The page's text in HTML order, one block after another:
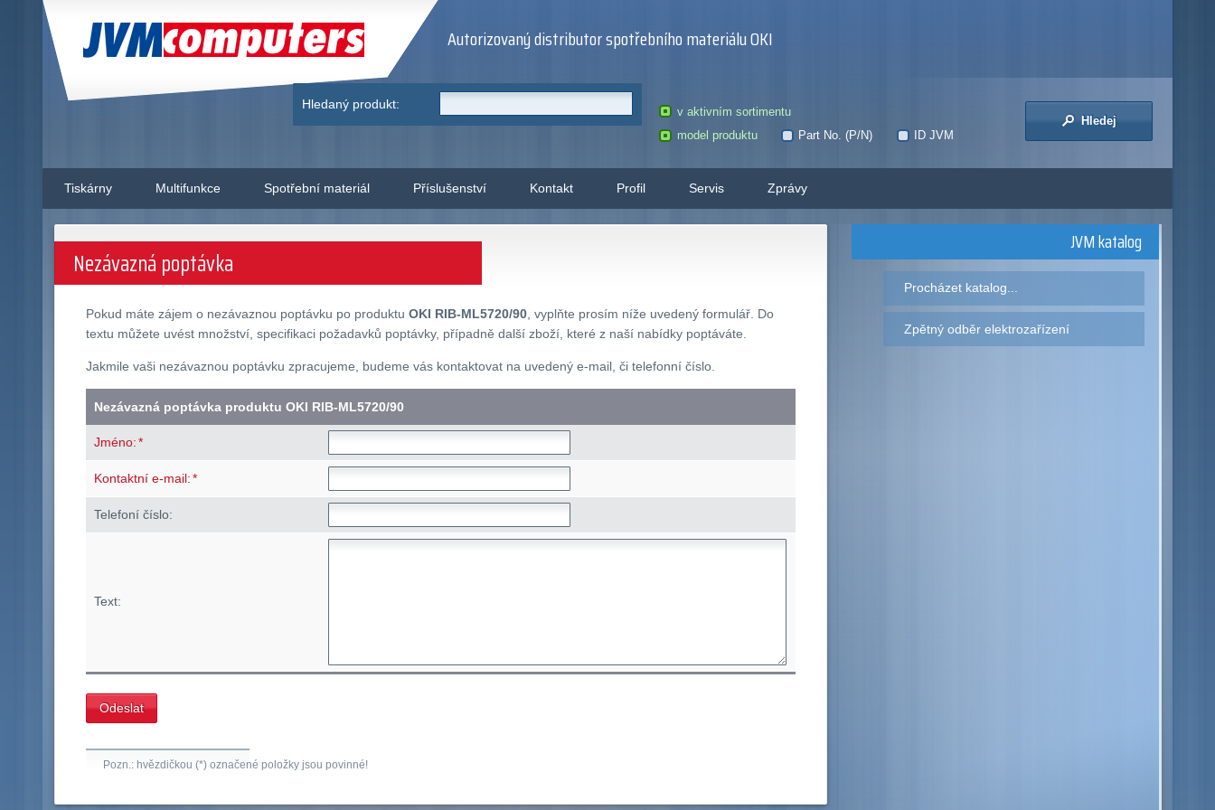
JVM Computers Autorizovaný distributor spotřebního materiálu OKI
Hledaný produkt:
v aktivním sortimentu
model produktu
Part No. (P/N) ID JVM
Hledej
Tiskárny Multifunkce Spotřební materiál Příslušenství Kontakt Profil Servis Zprávy
Nezávazná poptávka
Pokud máte zájem o nezávaznou poptávku po produktu OKI RIB-ML5720/90, vyplňte prosím níže uvedený formulář. Do
textu můžete uvést množství, specifikaci požadavků poptávky, případně další zboží, které z naší nabídky poptáváte.
Jakmile vaši nezávaznou poptávku zpracujeme, budeme vás kontaktovat na uvedený e-mail, či telefonní číslo.
Nezávazná poptávka produktu OKI RIB-ML5720/90
Jméno: *
Kontaktní e-mail: *
Telefoní číslo:
Text:
Pozn.: hvězdičkou (*) označené položky jsou povinné!
JVM katalog
Procházet katalog...
Zpětný odběr elektrozařízení